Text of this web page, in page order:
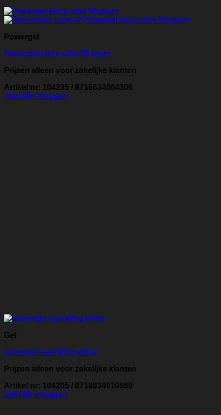
Powergel
Powergel Ivory tube 50 gram
Prijzen alleen voor zakelijke klanten
Artikel nr: 104235 / 8718634064306
Zakelijk inloggen
Gel
powergel sparkling white
Prijzen alleen voor zakelijke klanten
Artikel nr: 104205 / 8718634010860
Zakelijk inloggen